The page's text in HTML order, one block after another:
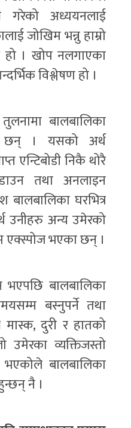
अध्ययनलाई
जोखिम भन्नु हाम्रो
हो । खोप नलगाएका
विश्लेषण हो ।
बालबालिका
। यसको अर्थ
एन्टिबोडी निकै थोरै
तथा अनलाइन
घरभित्र
उनीहरु अन्य उमेरको
भएका छन् ।
बालबालिका
बस्नुपर्ने तथा
दुरी र हातको
व्यक्तिजस्तो
भएकोले बालबालिका
नै ।